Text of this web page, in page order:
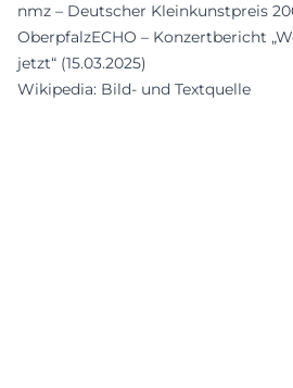
nmz – Deutscher Kleinkunstpreis
OberpfalzECHO – Konzertbericht
jetzt“ (15.03.2025)
Wikipedia: Bild- und Textquelle